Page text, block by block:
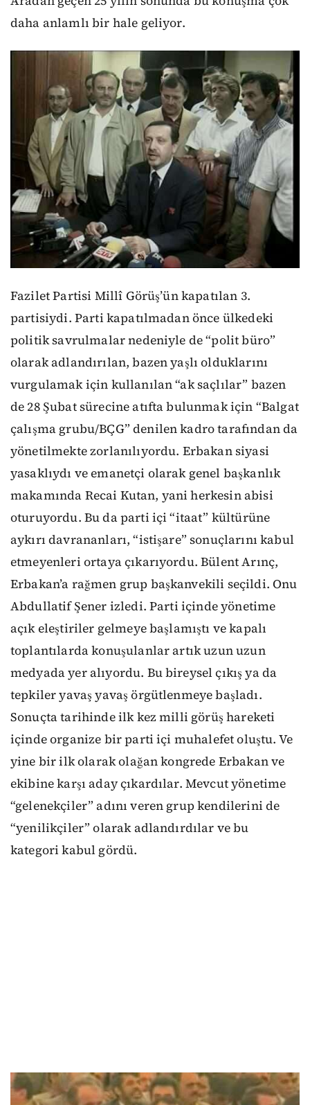
daha anlamlı bir hale geliyor.
Fazilet Partisi Millî Görüş’ün kapatılan 3.
partisiydi. Parti kapatılmadan önce ülkedeki
politik savrulmalar nedeniyle de “polit büro”
olarak adlandırılan, bazen yaşlı olduklarını
vurgulamak için kullanılan “ak saçlılar” bazen
de 28 Şubat sürecine atıfta bulunmak için “Balgat
çalışma grubu/BÇG” denilen kadro tarafından da
yönetilmekte zorlanılıyordu. Erbakan siyasi
yasaklıydı ve emanetçi olarak genel başkanlık
makamında Recai Kutan, yani herkesin abisi
oturuyordu. Bu da parti içi “itaat” kültürüne
aykırı davrananları, “istişare” sonuçlarını kabul
etmeyenleri ortaya çıkarıyordu. Bülent Arınç,
Erbakan’a rağmen grup başkanvekili seçildi. Onu
Abdullatif Şener izledi. Parti içinde yönetime
açık eleştiriler gelmeye başlamıştı ve kapalı
toplantılarda konuşulanlar artık uzun uzun
medyada yer alıyordu. Bu bireysel çıkış ya da
tepkiler yavaş yavaş örgütlenmeye başladı.
Sonuçta tarihinde ilk kez milli görüş hareketi
içinde organize bir parti içi muhalefet oluştu. Ve
yine bir ilk olarak olağan kongrede Erbakan ve
ekibine karşı aday çıkardılar. Mevcut yönetime
“gelenekçiler” adını veren grup kendilerini de
“yenilikçiler” olarak adlandırdılar ve bu
kategori kabul gördü.